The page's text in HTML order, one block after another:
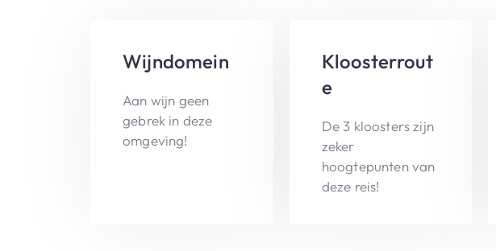
Wijndomein
Aan wijn geen
gebrek in deze
omgeving!
Kloosterrout
e
De 3 kloosters zijn
zeker
hoogtepunten van
deze reis!